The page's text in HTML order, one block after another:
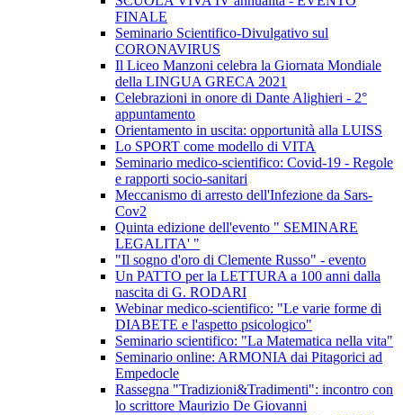
FINALE
Seminario Scientifico-Divulgativo sul
CORONAVIRUS
Il Liceo Manzoni celebra la Giornata Mondiale
della LINGUA GRECA 2021
Celebrazioni in onore di Dante Alighieri - 2°
appuntamento
Orientamento in uscita: opportunità alla LUISS
Lo SPORT come modello di VITA
Seminario medico-scientifico: Covid-19 - Regole
e rapporti socio-sanitari
Meccanismo di arresto dell'Infezione da Sars-
Cov2
Quinta edizione dell'evento " SEMINARE
LEGALITA' "
"Il sogno d'oro di Clemente Russo" - evento
Un PATTO per la LETTURA a 100 anni dalla
nascita di G. RODARI
Webinar medico-scientifico: "Le varie forme di
DIABETE e l'aspetto psicologico"
Seminario scientifico: "La Matematica nella vita"
Seminario online: ARMONIA dai Pitagorici ad
Empedocle
Rassegna "Tradizioni&Tradimenti": incontro con
lo scrittore Maurizio De Giovanni